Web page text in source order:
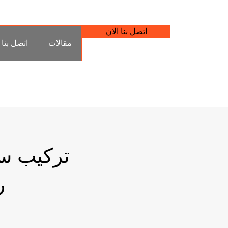
اتصل بنا مقالات
اتصل بنا الان
تركيب